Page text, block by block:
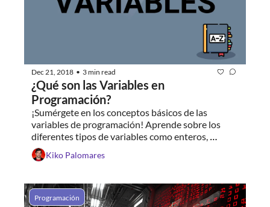
Dec 21, 2018 • 3 min read
¿Qué son las Variables en
Programación?
¡Sumérgete en los conceptos básicos de las
variables de programación! Aprende sobre los
diferentes tipos de variables como enteros,
decimales, booleanos y cadenas, y descubre cómo
funcionan dentro de la programación de
Kiko Palomares
Programación